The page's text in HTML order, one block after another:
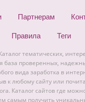
Партнерам
Правила Теги
тематических,
проверенных,
вида заработка в
к любому сайту или
Каталог сайтов где
самым получить